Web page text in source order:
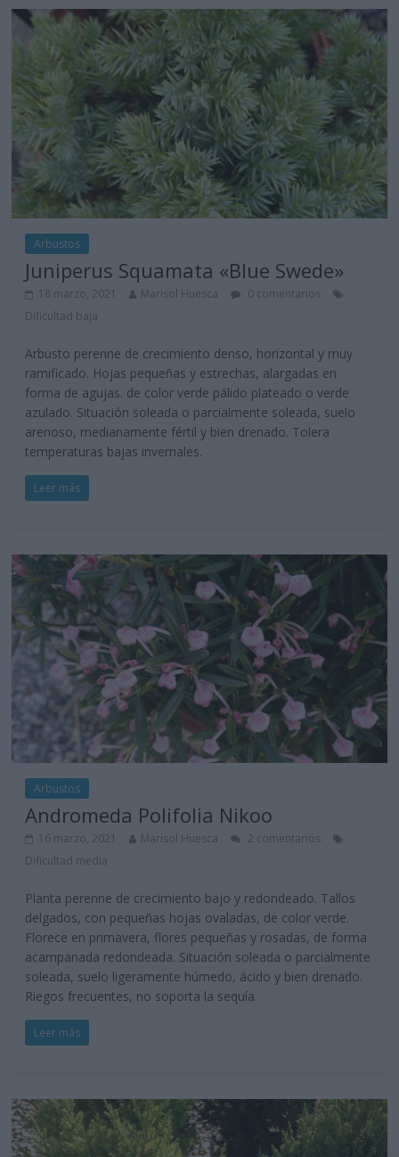
Arbustos
Juniperus Squamata «Blue Swede»
18 marzo, 2021 Marisol Huesca
0 comentarios
Dificultad baja
Arbusto perenne de crecimiento denso, horizontal y muy
ramificado. Hojas pequeñas y estrechas, alargadas en
forma de agujas. de color verde pálido plateado o verde
azulado. Situación soleada o parcialmente soleada, suelo
arenoso, medianamente fértil y bien drenado. Tolera
temperaturas bajas invernales.
Leer más
Arbustos
Andromeda Polifolia Nikoo
16 marzo, 2021 Marisol Huesca
2 comentarios
Dificultad media
Planta perenne de crecimiento bajo y redondeado. Tallos
delgados, con pequeñas hojas ovaladas, de color verde.
Florece en primavera, flores pequeñas y rosadas, de forma
acampanada redondeada. Situación soleada o parcialmente
soleada, suelo ligeramente húmedo, ácido y bien drenado.
Riegos frecuentes, no soporta la sequía.
Leer más